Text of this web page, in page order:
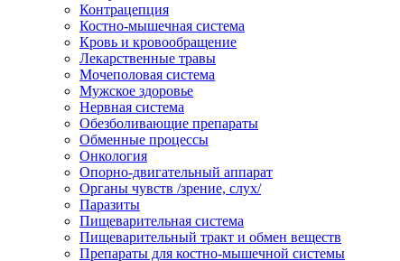
Контрацепция
Костно-мышечная система
Кровь и кровообращение
Лекарственные травы
Мочеполовая система
Мужское здоровье
Нервная система
Обезболивающие препараты
Обменные процессы
Онкология
Опорно-двигательный аппарат
Органы чувств /зрение, слух/
Паразиты
Пищеварительная система
Пищеварительный тракт и обмен веществ
Препараты для костно-мышечной системы